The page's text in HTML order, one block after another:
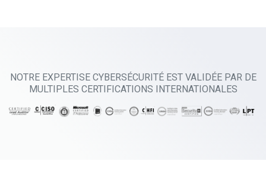
NOTRE EXPERTISE CYBERSÉCURITÉ EST VALIDÉE PAR DE
MULTIPLES CERTIFICATIONS INTERNATIONALES